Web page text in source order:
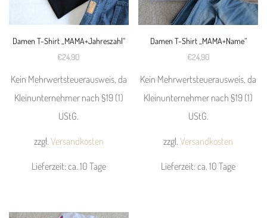
Optionen
können
auf
Produktseite
gewählt
werden
Optionen
können
auf
Produktseite
gewählt
werden
Damen T-Shirt „MAMA+Jahreszahl“
€24,90
Kein Mehrwertsteuerausweis, da
Kleinunternehmer nach §19 (1)
UStG.
zzgl. Versandkosten
Lieferzeit:ca. 10 Tage
Damen T-Shirt „MAMA+Name“
€24,90
Kein Mehrwertsteuerausweis, da
Kleinunternehmer nach §19 (1)
UStG.
zzgl.Versandkosten
Lieferzeit:ca. 10 Tage